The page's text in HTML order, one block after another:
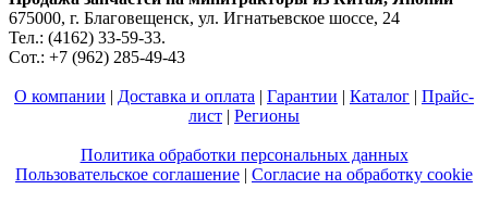
675000, г. Благовещенск, ул. Игнатьевское шоссе, 24
Тел.: (4162) 33-59-33.
Сот.: +7 (962) 285-49-43
О компании | Доставка и оплата | Гарантии | Каталог | Прайс-
лист | Регионы
Политика обработки персональных данных
Пользовательское соглашение | Согласие на обработку cookie